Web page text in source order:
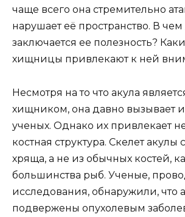
чаще всего она стремительно
нарушает её пространство. В
заключается ее полезность?
хищницы привлекают к ней
Несмотря на то что акула
хищником, она давно вызывает
ученых. Однако их привлекает
костная структура. Скелет акулы
хряща, а не из обычных костей,
большинства рыб. Ученые,
исследования, обнаружили, что
подвержены опухолевым